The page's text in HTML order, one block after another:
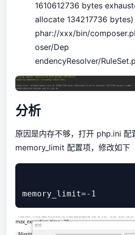
1610612736 bytes
allocate 134217736
phar://xxx/bin/
oser/Dep
endencyResolver/
分析
原因是内存不够，打开 php.ini 配
memory_limit 配置项，修改如下